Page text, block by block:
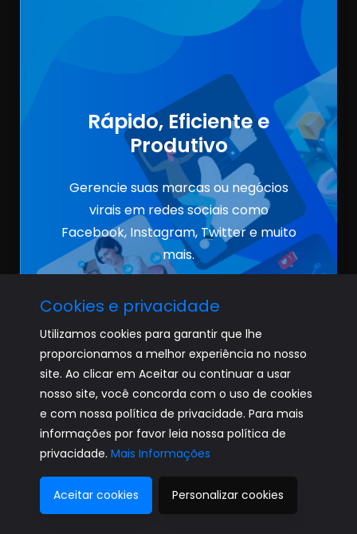
Rápido, Eficiente e
Produtivo
Gerencie suas marcas ou negócios
virais em redes sociais como
Facebook, Instagram, Twitter e muito
mais.
Cookies e privacidade
Utilizamos cookies para garantir que lhe
proporcionamos a melhor experiência no nosso
site. Ao clicar em Aceitar ou continuar a usar
nosso site, você concorda com o uso de cookies
e com nossa política de privacidade. Para mais
informações por favor leia nossa política de
privacidade. Mais Informações
Aceitar cookies Personalizar cookies